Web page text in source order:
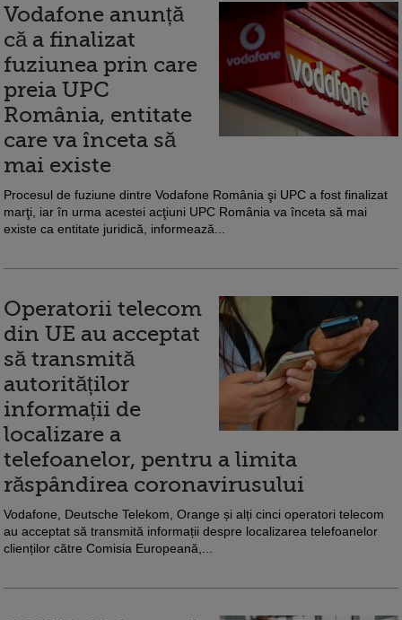
Vodafone anunță
că a finalizat
fuziunea prin care
preia UPC
România, entitate
care va înceta să
mai existe
Procesul de fuziune dintre Vodafone România şi UPC a fost finalizat
marţi, iar în urma acestei acţiuni UPC România va înceta să mai
existe ca entitate juridică, informează...
Operatorii telecom
din UE au acceptat
să transmită
autorităților
informații de
localizare a
telefoanelor, pentru a limita
răspândirea coronavirusului
Vodafone, Deutsche Telekom, Orange și alți cinci operatori telecom
au acceptat să transmită informații despre localizarea telefoanelor
clienților către Comisia Europeană,...